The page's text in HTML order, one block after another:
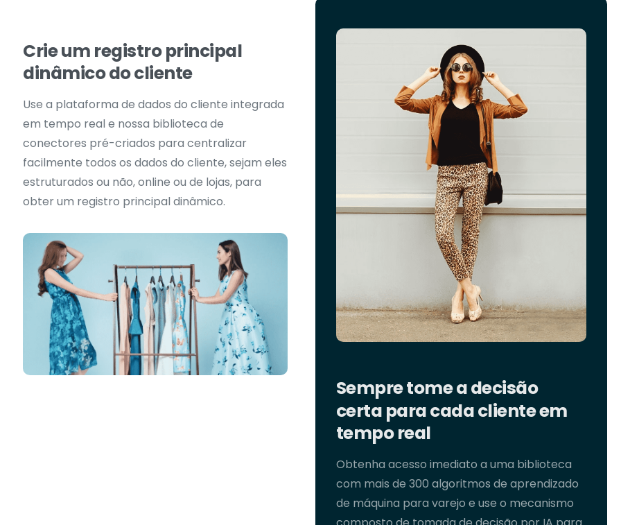
Crieum registroprincipal
dinâmicodocliente
Use a plataforma de dados do cliente integrada
em tempo real e nossa biblioteca de
conectores pré-criados para centralizar
facilmente todos os dados do cliente, sejam eles
estruturados ou não, online ou de lojas, para
obter um registro principal dinâmico.
Sempretomeadecisão
certa paracadaclienteem
temporeal
Obtenha acesso imediato a uma biblioteca
com mais de 300 algoritmos de aprendizado
de máquina para varejo e use o mecanismo